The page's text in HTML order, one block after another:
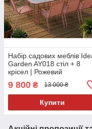
Набір садових меблів
Garden AY018 стіл + 8
крісел | Рожевий
9 800 ₴ 13 000 ₴
Купити